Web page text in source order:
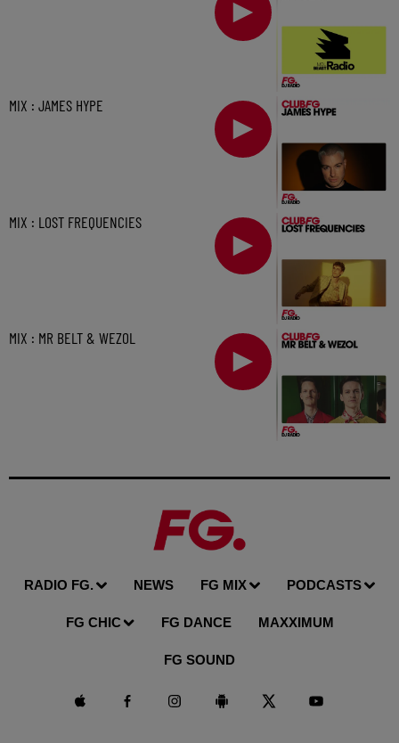
MIX : JAMES HYPE
MIX : LOST FREQUENCIES
MIX : MR BELT & WEZOL
RADIO FG. NEWS FG MIX PODCASTS
FG CHIC FG DANCE MAXXIMUM
FG SOUND